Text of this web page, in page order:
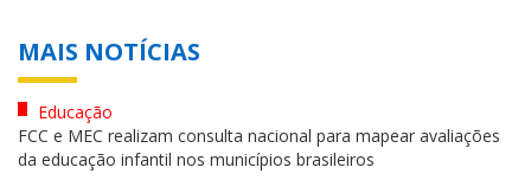
MAIS NOTÍCIAS
Educação
FCC e MEC realizam consulta nacional para mapear avaliações
da educação infantil nos municípios brasileiros